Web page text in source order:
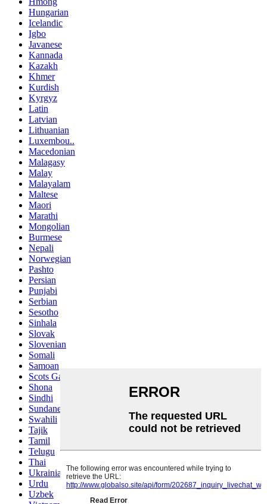
Hungarian
Icelandic
Igbo
Javanese
Kannada
Kazakh
Khmer
Kurdish
Kyrgyz
Latin
Latvian
Lithuanian
Luxembou..
Macedonian
Malagasy
Malay
Malayalam
Maltese
Maori
Marathi
Mongolian
Burmese
Nepali
Norwegian
Pashto
Persian
Punjabi
Serbian
Sesotho
Sinhala
Slovak
Slovenian
Somali
Samoan
Scots Gaelic
Shona
Sindhi
Sundanese
Swahili
Tajik
Tamil
Telugu
Thai
Ukrainian
Urdu
Uzbek